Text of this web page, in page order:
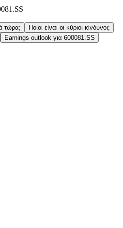
τώρα;
Ποιοι είναι οι κύριοι κίνδυνοι;
Earnings outlook για 600081.SS